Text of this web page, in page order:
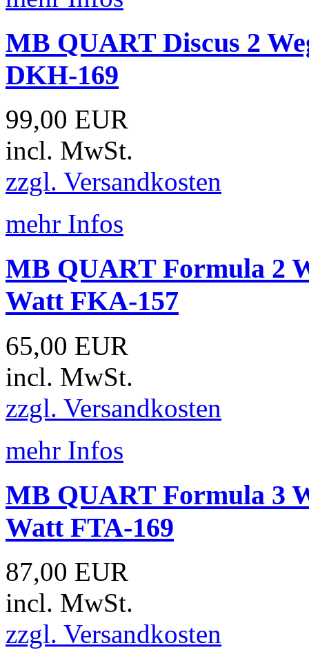
MB QUART Discus 2
DKH-169
99,00 EUR
incl. MwSt.
zzgl. Versandkosten
mehr Infos
MB QUART Formula 2
Watt FKA-157
65,00 EUR
incl. MwSt.
zzgl. Versandkosten
mehr Infos
MB QUART Formula 3
Watt FTA-169
87,00 EUR
incl. MwSt.
zzgl. Versandkosten